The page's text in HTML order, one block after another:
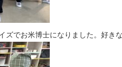
ズでお米博士になりました。好き